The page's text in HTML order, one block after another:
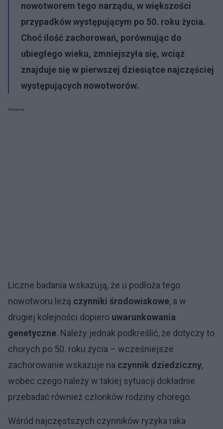
nowotworem tego narządu, w większości
przypadków występującym po 50. roku życia.
Choć ilość zachorowań, porównując do
ubiegłego wieku, zmniejszyła się, wciąż
znajduje się w pierwszej dziesiątce najczęściej
występujących nowotworów.
Reklama:
Liczne badania wskazują, że u podłoża tego
nowotworu leżą czynniki środowiskowe, a w
drugiej kolejności dopiero uwarunkowania
genetyczne. Należy jednak podkreślić, że dotyczy to
chorych po 50. roku życia – wcześniejsze
zachorowanie wskazuje na czynnik dziedziczny,
wobec czego należy w takiej sytuacji dokładnie
przebadać również członków rodziny chorego.
Wśród najczęstszych czynników ryzyka raka